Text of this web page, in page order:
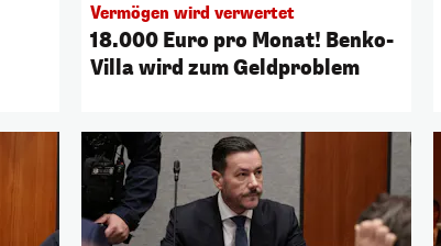
Vermögen wird verwertet
18.000 Euro pro Monat! Benko-
Villa wird zum Geldproblem